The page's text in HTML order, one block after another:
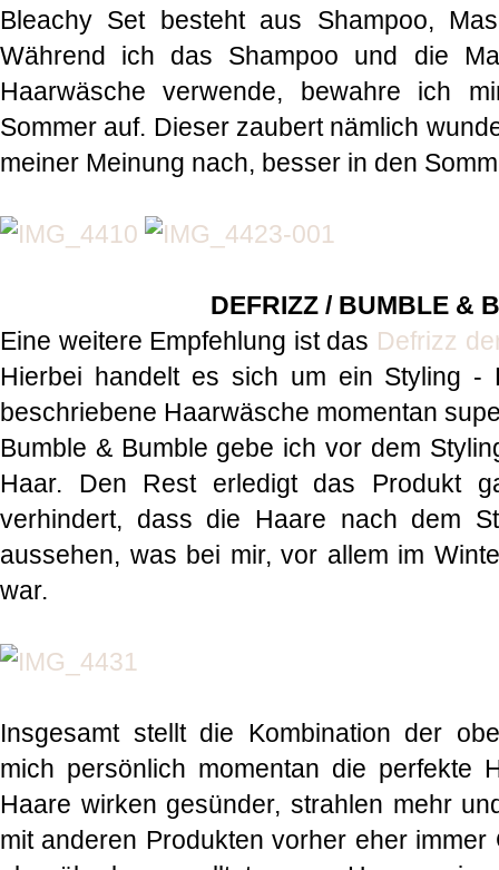
Bleachy Set besteht aus Shampoo,
Während ich das Shampoo und die
Haarwäsche verwende, bewahre ich
Sommer auf. Dieser zaubert nämlich
meiner Meinung nach, besser in den
DEFRIZZ / BUMBLE &
Eine weitere Empfehlung ist das Defrizz
Hierbei handelt es sich um ein Styling -
beschriebene Haarwäsche momentan
Bumble & Bumble gebe ich vor dem
Haar. Den Rest erledigt das Produkt
verhindert, dass die Haare nach dem
aussehen, was bei mir, vor allem im
war.
Insgesamt stellt die Kombination der
mich persönlich momentan die perfekte
Haare wirken gesünder, strahlen mehr
mit anderen Produkten vorher eher